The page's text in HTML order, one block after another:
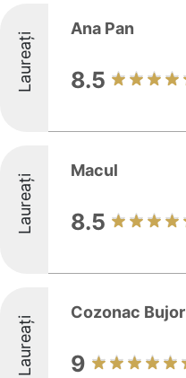
Laureați
Ana Pan
8.5
Laureați
Macul
8.5
Laureați
Cozonac Bujor
9